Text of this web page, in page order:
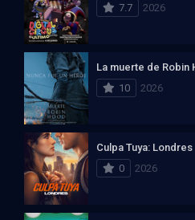
7.7
2026
La muerte de Robin
10
2026
Culpa Tuya: Londres
0
2026